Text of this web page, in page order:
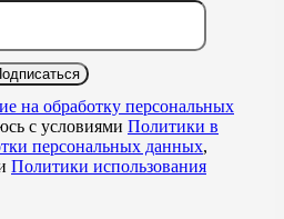
на обработку персональных
с условиями Политики в
персональных данных,
Политики использования